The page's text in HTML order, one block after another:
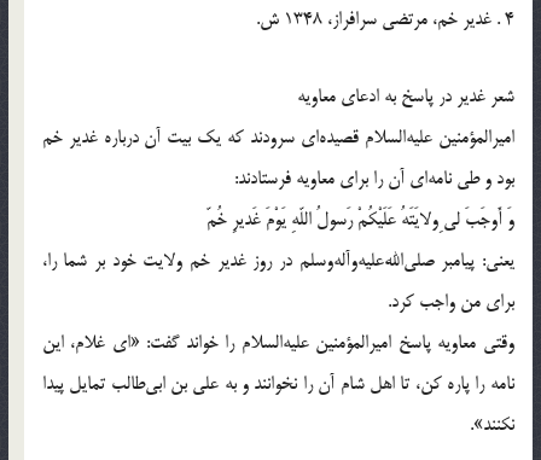
4 . غدیر خم، مرتضی سرافراز، 1348 ش.
شعر غدیر در پاسخ به ادعای معاویه
امیرالمؤمنین علیه‌السلام قصیده‌ای سرودند که یک بیت آن درباره غدیر خم
بود و طی نامه‌ای آن را برای معاویه فرستادند:
وَ أَوجَبَ لی ِولایَتَهُ عَلَیْکُمْ رَسولُ اللّه‌ِ یَوْمَ غَدیرِ خُمّ
یعنی: پیامبر صلی‌الله‌علیه‌و‌آله‌وسلم در روز غدیر خم ولایت خود بر شما را،
برای من واجب کرد.
وقتی معاویه پاسخ امیرالمؤمنین علیه‌السلام را خواند گفت: «ای غلام، این
نامه را پاره کن، تا اهل شام آن را نخوانند و به علی بن ابی‌طالب تمایل پیدا
نکنند».